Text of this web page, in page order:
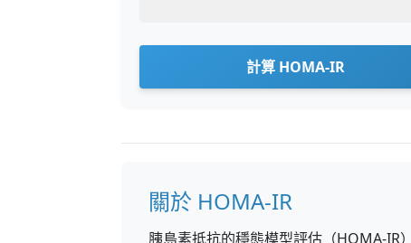
計算 HOMA-IR
關於 HOMA-IR
胰島素抵抗的穩態模型評估（HOMA-IR